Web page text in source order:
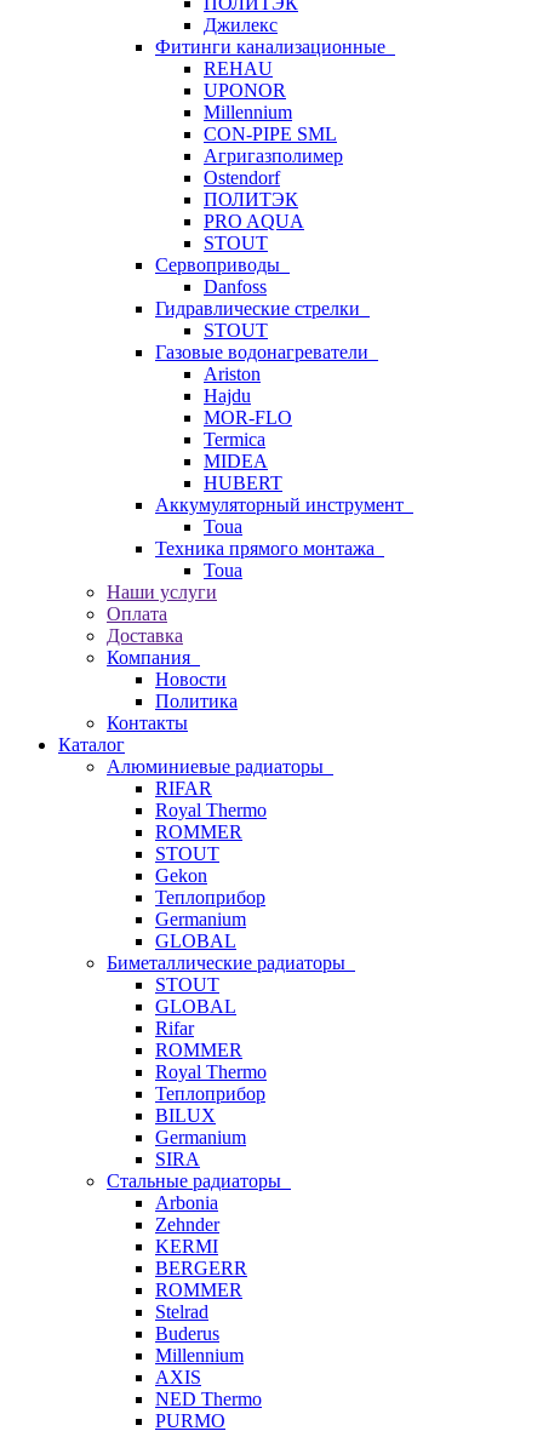
Джилекс
Фитинги канализационные
REHAU
UPONOR
Millennium
CON-PIPE SML
Агригазполимер
Ostendorf
ПОЛИТЭК
PRO AQUA
STOUT
Сервоприводы
Danfoss
Гидравлические стрелки
STOUT
Газовые водонагреватели
Ariston
Hajdu
MOR-FLO
Termica
MIDEA
HUBERT
Аккумуляторный инструмент
Toua
Техника прямого монтажа
Toua
Наши услуги
Оплата
Доставка
Компания
Новости
Политика
Контакты
Каталог
Алюминиевые радиаторы
RIFAR
Royal Thermo
ROMMER
STOUT
Gekon
Теплоприбор
Germanium
GLOBAL
Биметаллические радиаторы
STOUT
GLOBAL
Rifar
ROMMER
Royal Thermo
Теплоприбор
BILUX
Germanium
SIRA
Стальные радиаторы
Arbonia
Zehnder
KERMI
BERGERR
ROMMER
Stelrad
Buderus
Millennium
AXIS
NED Thermo
PURMO